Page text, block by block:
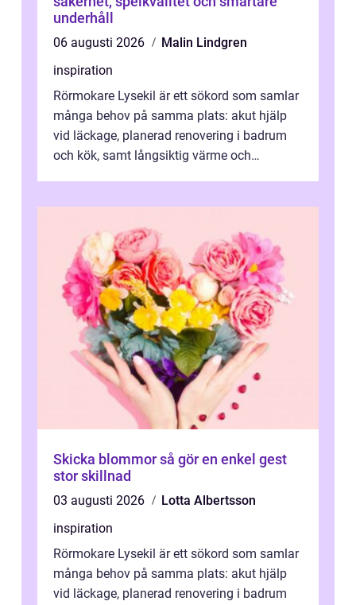
underhåll
06 augusti 2026
Malin Lindgren
inspiration
Rörmokare Lysekil är ett sökord som samlar
många behov på samma plats: akut hjälp
vid läckage, planerad renovering i badrum
och kök, samt långsiktig värme och
Skicka blommor så gör en enkel gest
stor skillnad
03 augusti 2026
Lotta Albertsson
inspiration
Rörmokare Lysekil är ett sökord som samlar
många behov på samma plats: akut hjälp
vid läckage, planerad renovering i badrum